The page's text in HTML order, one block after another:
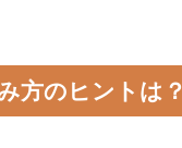
方のヒントは？